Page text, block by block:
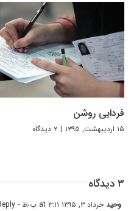
فردایی روشن
۱۵ اردیبهشت, ۱۳۹۵ | ۲ دیدگاه
۳ دیدگاه
وحیدخرداد ۳, ۱۳۹۵ at ۳:۱۱ ب٫ظ - Reply